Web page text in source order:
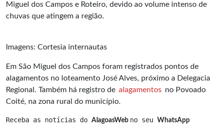
Miguel dos Campos e Roteiro, devido ao volume intenso de
chuvas que atingem a região.
Imagens: Cortesia internautas
Em São Miguel dos Campos foram registrados pontos de
alagamentos no loteamento José Alves, próximo a Delegacia
Regional. Também há registro de alagamentos no Povoado
Coité, na zona rural do município.
Receba as notícias do AlagoasWeb no seu WhatsApp